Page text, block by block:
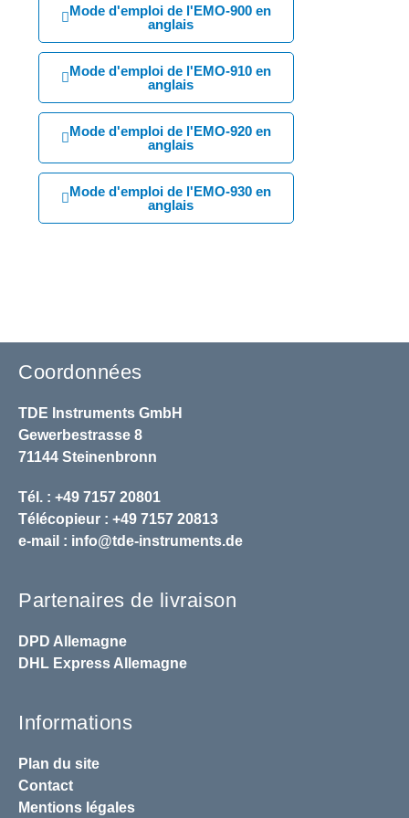
Mode d'emploi de l'EMO-900 en
anglais
Mode d'emploi de l'EMO-910 en
anglais
Mode d'emploi de l'EMO-920 en
anglais
Mode d'emploi de l'EMO-930 en
anglais
Coordonnées
TDE Instruments GmbH
Gewerbestrasse 8
71144 Steinenbronn
Tél. : +49 7157 20801
Télécopieur : +49 7157 20813
e-mail : info@tde-instruments.de
Partenaires de livraison
DPD Allemagne
DHL Express Allemagne
Informations
Plan du site
Contact
Mentions légales